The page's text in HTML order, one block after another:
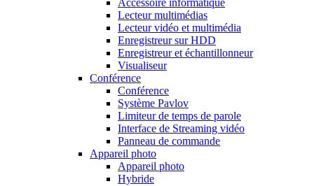
Accessoire informatique
Lecteur multimédias
Lecteur vidéo et multimédia
Enregistreur sur HDD
Enregistreur et échantillonneur
Visualiseur
Conférence
Conférence
Système Pavlov
Limiteur de temps de parole
Interface de Streaming vidéo
Panneau de commande
Appareil photo
Appareil photo
Hybride